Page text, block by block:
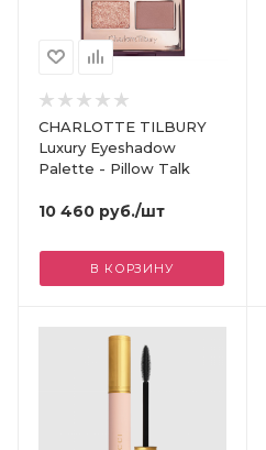
CHARLOTTE TILBURY
Luxury Eyeshadow
Palette - Pillow Talk
10 460 руб./шт
В КОРЗИНУ